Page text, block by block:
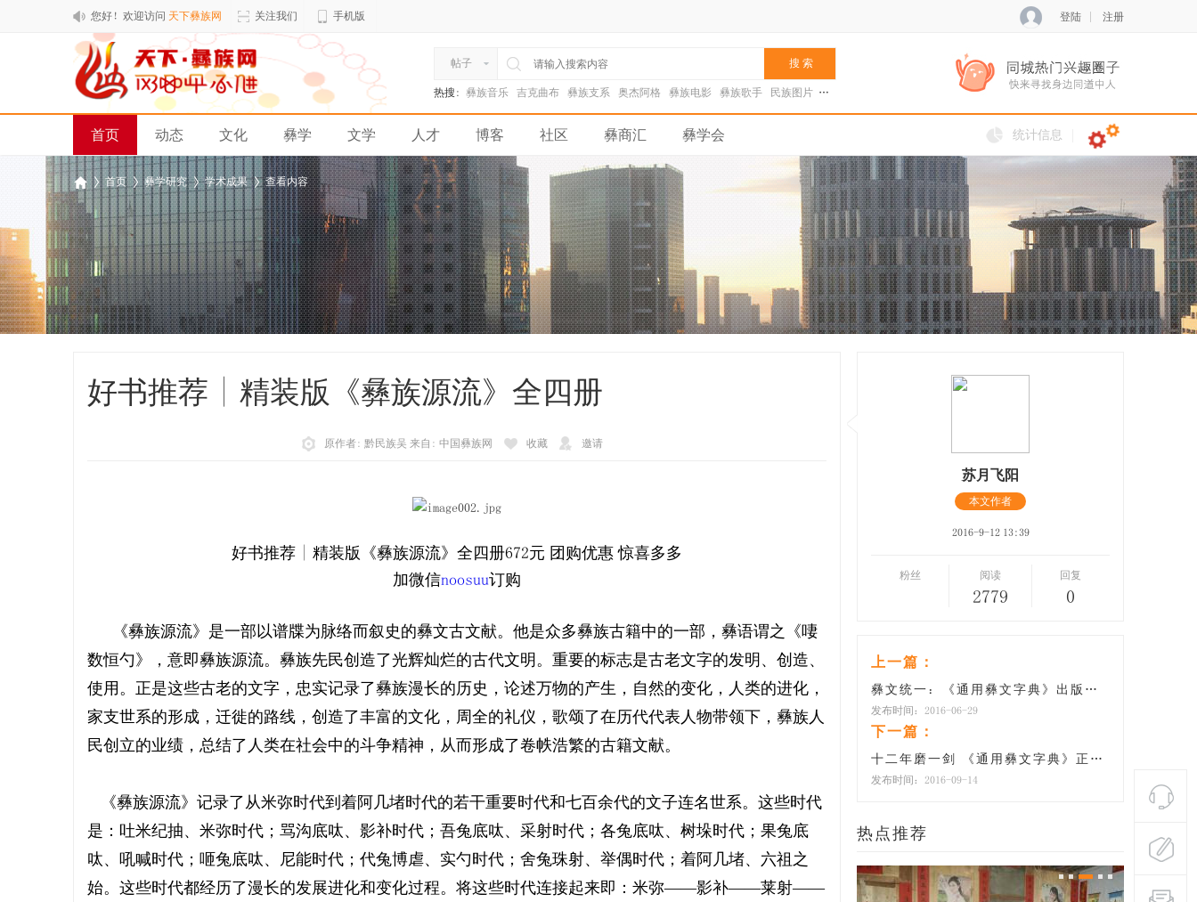
您好！欢迎访问 天下彝族网 关注我们 手机版 登陆 注册
帖子 搜 索
热搜: 彝族音乐 吉克曲布 彝族支系 奥杰阿格 彝族电影 彝族歌手 民族图片 张菊兰
首页 动态 文化 彝学 文学 人才 博客 社区 彝商汇 彝学会
排行榜
统计信息
天
下
彝
族
网
› 首页 › 彝学研究 › 学术成果 › 查看内容
好书推荐 | 精装版《彝族源流》全四册
原作者: 黔民族吴 来自: 中国彝族网 收藏 邀请
好书推荐 | 精装版《彝族源流》全四册672元 团购优惠 惊喜多多
加微信noosuu订购
《彝族源流》是一部以谱牒为脉络而叙史的彝文古文献。他是众多彝族古籍中的一部，彝语谓之《啛
数恒勺》，意即彝族源流。彝族先民创造了光辉灿烂的古代文明。重要的标志是古老文字的发明、创造、
使用。正是这些古老的文字，忠实记录了彝族漫长的历史，论述万物的产生，自然的变化，人类的进化，
家支世系的形成，迁徙的路线，创造了丰富的文化，周全的礼仪，歌颂了在历代代表人物带领下，彝族人
民创立的业绩，总结了人类在社会中的斗争精神，从而形成了卷帙浩繁的古籍文献。
《彝族源流》记录了从米弥时代到着阿几堵时代的若干重要时代和七百余代的文子连名世系。这些时代
是：吐米纪抽、米弥时代；骂沟底呔、影补时代；吾兔底呔、采射时代；各兔底呔、树垛时代；果兔底
呔、吼喊时代；咂兔底呔、尼能时代；代兔博虐、实勺时代；舍兔珠射、举偶时代；着阿几堵、六祖之
始。这些时代都经历了漫长的发展进化和变化过程。将这些时代连接起来即：米弥——影补——莱射——
苏月飞阳
本文作者
2016-9-12 13:39
粉丝 阅读
2779
回复
0
上一篇：
彝文统一：《通用彝文字典》出版发行
发布时间：2016-06-29
下一篇：
十二年磨一剑 《通用彝文字典》正式出版
发布时间：2016-09-14
热点推荐